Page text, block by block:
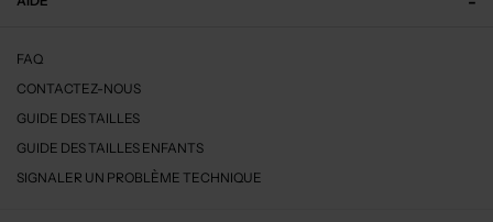
FAQ
CONTACTEZ-NOUS
GUIDE DES TAILLES
GUIDE DES TAILLES ENFANTS
SIGNALER UN PROBLÈME TECHNIQUE